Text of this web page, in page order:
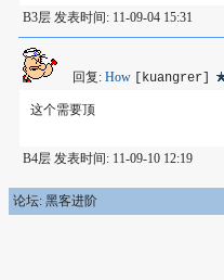
B3层 发表时间: 11-09-04 15:31
回复: How [kuangrer]
这个需要顶
B4层 发表时间: 11-09-10 12:19
论坛: 黑客进阶